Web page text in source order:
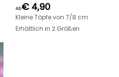
Ab€ 4,90
Kleine Töpfe von 7/8 cm
Erhältlich in 2 Größen